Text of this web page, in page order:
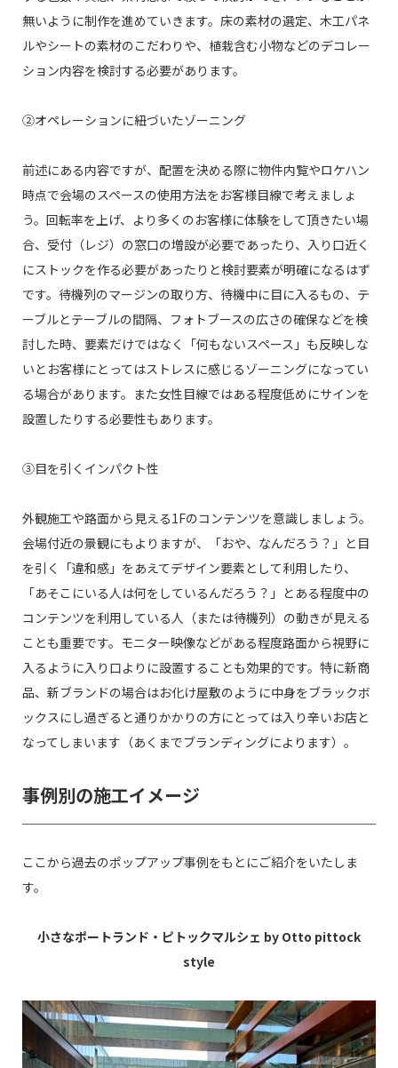
無いように制作を進めていきます。床の素材の選定、木工パネ
ルやシートの素材のこだわりや、植栽含む小物などのデコレー
ション内容を検討する必要があります。
②オペレーションに紐づいたゾーニング
前述にある内容ですが、配置を決める際に物件内覧やロケハン
時点で会場のスペースの使用方法をお客様目線で考えましょ
う。回転率を上げ、より多くのお客様に体験をして頂きたい場
合、受付（レジ）の窓口の増設が必要であったり、入り口近く
にストックを作る必要があったりと検討要素が明確になるはず
です。待機列のマージンの取り方、待機中に目に入るもの、テ
ーブルとテーブルの間隔、フォトブースの広さの確保などを検
討した時、要素だけではなく「何もないスペース」も反映しな
いとお客様にとってはストレスに感じるゾーニングになってい
る場合があります。また女性目線ではある程度低めにサインを
設置したりする必要性もあります。
③目を引くインパクト性
外観施工や路面から見える1Fのコンテンツを意識しましょう。
会場付近の景観にもよりますが、「おや、なんだろう？」と目
を引く「違和感」をあえてデザイン要素として利用したり、
「あそこにいる人は何をしているんだろう？」とある程度中の
コンテンツを利用している人（または待機列）の動きが見える
ことも重要です。モニター映像などがある程度路面から視野に
入るように入り口よりに設置することも効果的です。特に新商
品、新ブランドの場合はお化け屋敷のように中身をブラックボ
ックスにし過ぎると通りかかりの方にとっては入り辛いお店と
なってしまいます（あくまでブランディングによります）。
事例別の施工イメージ
ここから過去のポップアップ事例をもとにご紹介をいたしま
す。
小さなポートランド・ピトックマルシェ by Otto pittock
style